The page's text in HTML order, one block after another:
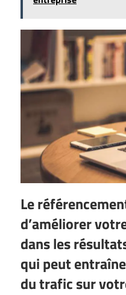
Le
d’améliorer
dans les
qui peut
du trafic sur